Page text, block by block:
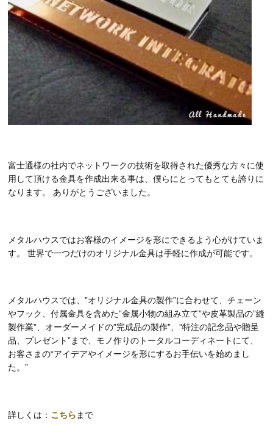
富士通様の社内でネットワークの技術を取得された優秀な方々に使
用して頂ける金具を作成出来る事は、僕らにとってもとても誇りに
なります。 ありがとうございました。
メタルハウスではお客様のイメージを形にできるよう心がけていま
す。 世界で一つだけのオリジナル金具は手軽に作成が可能です。
メタルハウスでは、”オリジナル金具の製作”に合わせて、チェーン
やフック、付属金具を含めた”金属小物の組み立て”や皮革製品の”縫
製作業”、オーダーメイドの”完成品の製作”、”特注の記念品や贈呈
品、プレゼント”まで、モノ作りのトータルコーディネートにて、
お客さまの“アイデアやイメージを形にするお手伝いを始めまし
た。”
詳しくは： こちら まで